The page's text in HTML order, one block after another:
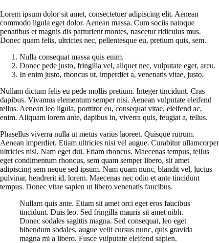
Lorem ipsum dolor sit amet, consectetuer adipiscing elit. Aenean
commodo ligula eget dolor. Aenean massa. Cum sociis natoque
penatibus et magnis dis parturient montes, nascetur ridiculus mus.
Donec quam felis, ultricies nec, pellentesque eu, pretium quis, sem.
Nulla consequat massa quis enim.
Donec pede justo, fringilla vel, aliquet nec, vulputate eget, arcu.
In enim justo, rhoncus ut, imperdiet a, venenatis vitae, justo.
Nullam dictum felis eu pede mollis pretium. Integer tincidunt. Cras
dapibus. Vivamus elementum semper nisi. Aenean vulputate eleifend
tellus. Aenean leo ligula, porttitor eu, consequat vitae, eleifend ac,
enim. Aliquam lorem ante, dapibus in, viverra quis, feugiat a, tellus.
Phasellus viverra nulla ut metus varius laoreet. Quisque rutrum.
Aenean imperdiet. Etiam ultricies nisi vel augue. Curabitur ullamcorper
ultricies nisi. Nam eget dui. Etiam rhoncus. Maecenas tempus, tellus
eget condimentum rhoncus, sem quam semper libero, sit amet
adipiscing sem neque sed ipsum. Nam quam nunc, blandit vel, luctus
pulvinar, hendrerit id, lorem. Maecenas nec odio et ante tincidunt
tempus. Donec vitae sapien ut libero venenatis faucibus.
Nullam quis ante. Etiam sit amet orci eget eros faucibus
tincidunt. Duis leo. Sed fringilla mauris sit amet nibh.
Donec sodales sagittis magna. Sed consequat, leo eget
bibendum sodales, augue velit cursus nunc, quis gravida
magna mi a libero. Fusce vulputate eleifend sapien.